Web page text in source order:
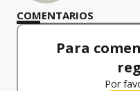
COMENTARIOS
Para
Por